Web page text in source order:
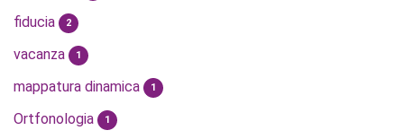
fiducia 2
vacanza 1
mappatura dinamica 1
Ortfonologia 1